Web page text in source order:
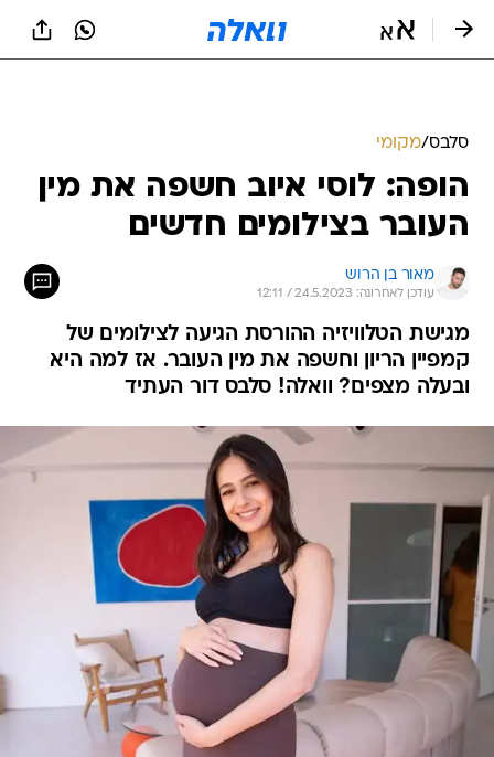
סלבס/מקומי
הופה: לוסי איוב חשפה את מין
העובר בצילומים חדשים
מאור בן הרוש
עודכן לאחרונה: 24.5.2023 / 12:11
מגישת הטלוויזיה ההורסת הגיעה לצילומים של
קמפיין הריון וחשפה את מין העובר. אז למה היא
ובעלה מצפים? וואלה! סלבס דור העתיד